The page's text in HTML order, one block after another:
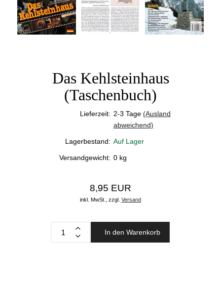
Das Kehlsteinhaus
(Taschenbuch)
Lieferzeit: 2-3 Tage (Ausland
abweichend)
Lagerbestand: Auf Lager
Versandgewicht: 0 kg
8,95 EUR
inkl. MwSt., zzgl. Versand
In den Warenkorb